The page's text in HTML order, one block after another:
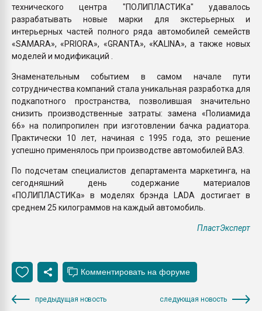
технического центра "ПОЛИПЛАСТИКа" удавалось
разрабатывать новые марки для экстерьерных и
интерьерных частей полного ряда автомобилей семейств
«SAMARA», «PRIORA», «GRANTA», «KALINA», а также новых
моделей и модификаций .
Знаменательным событием в самом начале пути
сотрудничества компаний стала уникальная разработка для
подкапотного пространства, позволившая значительно
снизить производственные затраты: замена «Полиамида
66» на полипропилен при изготовлении бачка радиатора.
Практически 10 лет, начиная с 1995 года, это решение
успешно применялось при производстве автомобилей ВАЗ.
По подсчетам специалистов департамента маркетинга, на
сегодняшний день содержание материалов
«ПОЛИПЛАСТИКа» в моделях брэнда LADA достигает в
среднем 25 килограммов на каждый автомобиль.
ПластЭксперт
предыдущая новость следующая новость